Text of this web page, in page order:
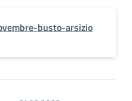
busto-arsizio